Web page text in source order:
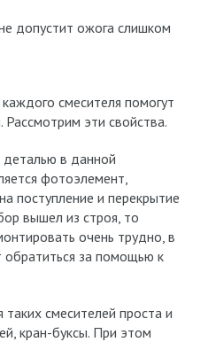
допустит ожога слишком
смесителя помогут
эти свойства.
в данной
фотоэлемент,
поступление и перекрытие
вышел из строя, то
очень трудно, в
обратиться за помощью к
таких смесителей проста и
кран-буксы. При этом